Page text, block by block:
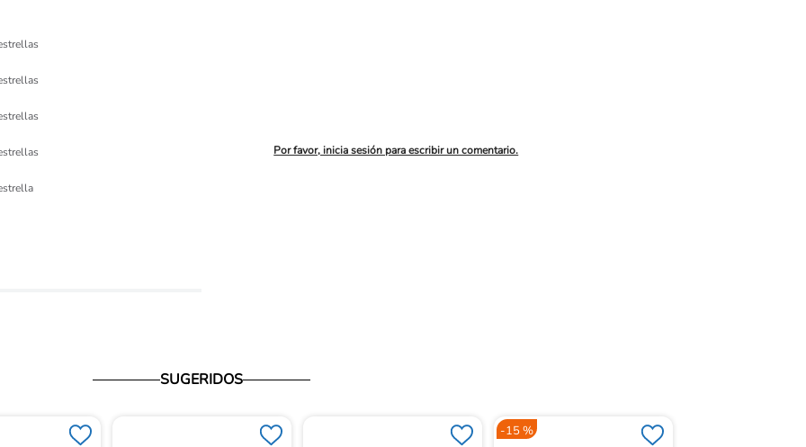
Por favor, inicia sesión para escribir un comentario.
SUGERIDOS
-15 %